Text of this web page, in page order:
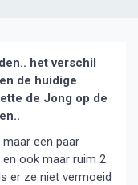
het verschil
de huidige
de Jong op de
een paar
ook maar ruim 2
er ze niet vermoeid